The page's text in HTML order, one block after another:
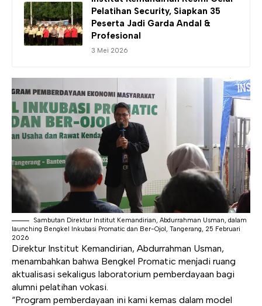
Pelatihan Security, Siapkan 35
Peserta Jadi Garda Andal &
Profesional
3 Mei 2026
Sambutan Direktur Institut Kemandirian, Abdurrahman Usman, dalam
launching Bengkel Inkubasi Promatic dan Ber-Ojol, Tangerang, 25 Februari
2026
Direktur Institut Kemandirian, Abdurrahman Usman,
menambahkan bahwa Bengkel Promatic menjadi ruang
aktualisasi sekaligus laboratorium pemberdayaan bagi
alumni pelatihan vokasi.
“Program pemberdayaan ini kami kemas dalam model